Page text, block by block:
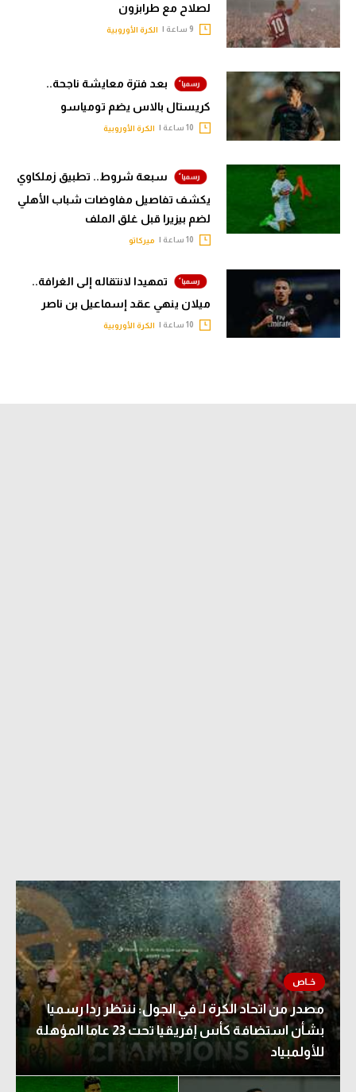
لصلاح مع طرابزون
الكرة الأوروبية
بعد فترة معايشة ناجحة..
كريستال بالاس يضم تومياسو
الكرة الأوروبية
سبعة شروط.. تطبيق زملكاوي
يكشف تفاصيل مفاوضات شباب الأهلي
لضم بيزيرا قبل غلق الملف
ميركاتو
تمهيدا لانتقاله إلى الغرافة..
ميلان ينهي عقد إسماعيل بن ناصر
الكرة الأوروبية
مصدر من اتحاد الكرة لـ في الجول: ننتظر ردا رسميا
بشأن استضافة كأس إفريقيا تحت 23 عاما المؤهلة
للأولمبياد